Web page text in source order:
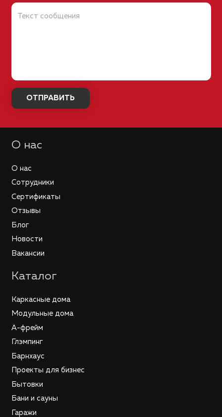
О нас
О нас
Сотрудники
Сертификаты
Отзывы
Блог
Новости
Вакансии
Каталог
Каркасные дома
Модульные дома
А-фрейм
Глэмпинг
Барнхаус
Проекты для бизнес
Бытовки
Бани и сауны
Гаражи